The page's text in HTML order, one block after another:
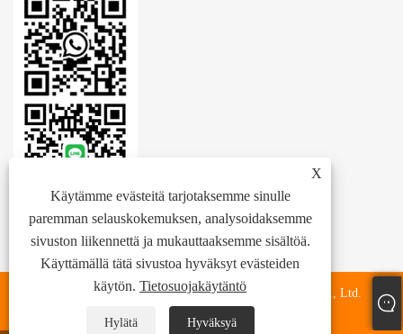
X
Käytämme evästeitä tarjotaksemme sinulle
paremman selauskokemuksen, analysoidaksemme
sivuston liikennettä ja mukauttaaksemme sisältöä.
Käyttämällä tätä sivustoa hyväksyt evästeiden
käytön.Tietosuojakäytäntö
Hylätä Hyväksyä
Copyright © 2024 Zhejiang Zhenhang International Trade Co., Ltd.
Kaikki oikeudet pidätetään.